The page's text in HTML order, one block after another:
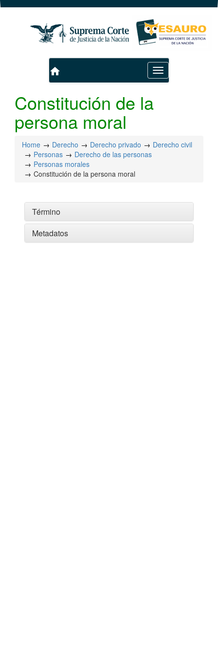
Toggle
navigation
home
Constitución de la
persona moral
Home Derecho Derecho privado
Derecho civil
Personas
Derecho de las personas
Personas morales
Constitución de la persona moral
Término
Metadatos